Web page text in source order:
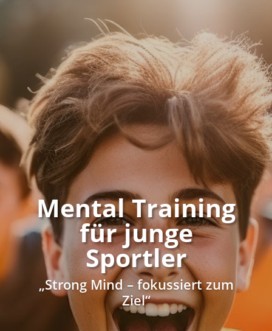
Mental Training
für junge
Sportler
„Strong Mind – fokussiert zum
Ziel“